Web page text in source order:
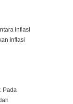
inflasi
inflasi
Pada